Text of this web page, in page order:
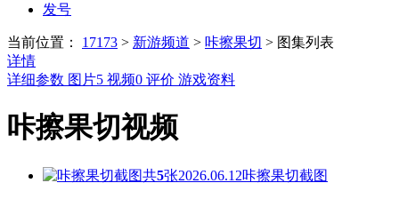
发号
当前位置： 17173 > 新游频道 > 咔擦果切 > 图集列表
详情
详细参数 图片5 视频0 评价 游戏资料
咔擦果切视频
共5张2026.06.12咔擦果切截图